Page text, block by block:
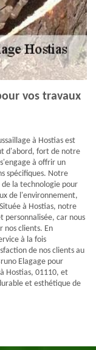
vos travaux
à Hostias est
d'abord, fort de notre
à offrir un
spécifiques. Notre
la technologie pour
de l'environnement,
à Hostias, notre
car nous
nos clients. En
à la fois
de nos clients au
Elagage pour
Hostias, 01110, et
et esthétique de